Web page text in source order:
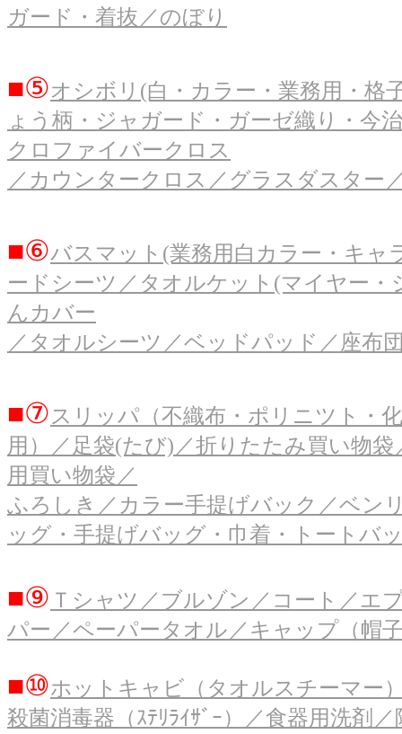
ガード・着抜／のぼり
■⑤オシボリ(白・カラー・業務用・格
ょう柄・ジャガード・ガーゼ織り・今
クロファイバークロス
／カウンタークロス／グラスダスター
■⑥バスマット(業務用白カラー・キャ
ードシーツ／タオルケット(マイヤー
んカバー
／タオルシーツ／ベッドパッド／座布
■⑦ スリッパ（不織布・ポリニツト・
用）／足袋(たび)／折りたたみ買い物
用買い物袋／
ふろしき／カラー手提げバック／ベン
ッグ・手提げバッグ・巾着・トートバ
■⑨ Ｔシャツ／ブルゾン／コート／エ
パー／ペーパータオル／キャップ（帽
■⑩ホットキャビ（タオルスチーマー
殺菌消毒器（ｽﾃﾘﾗｲｻﾞｰ）／食器用洗剤